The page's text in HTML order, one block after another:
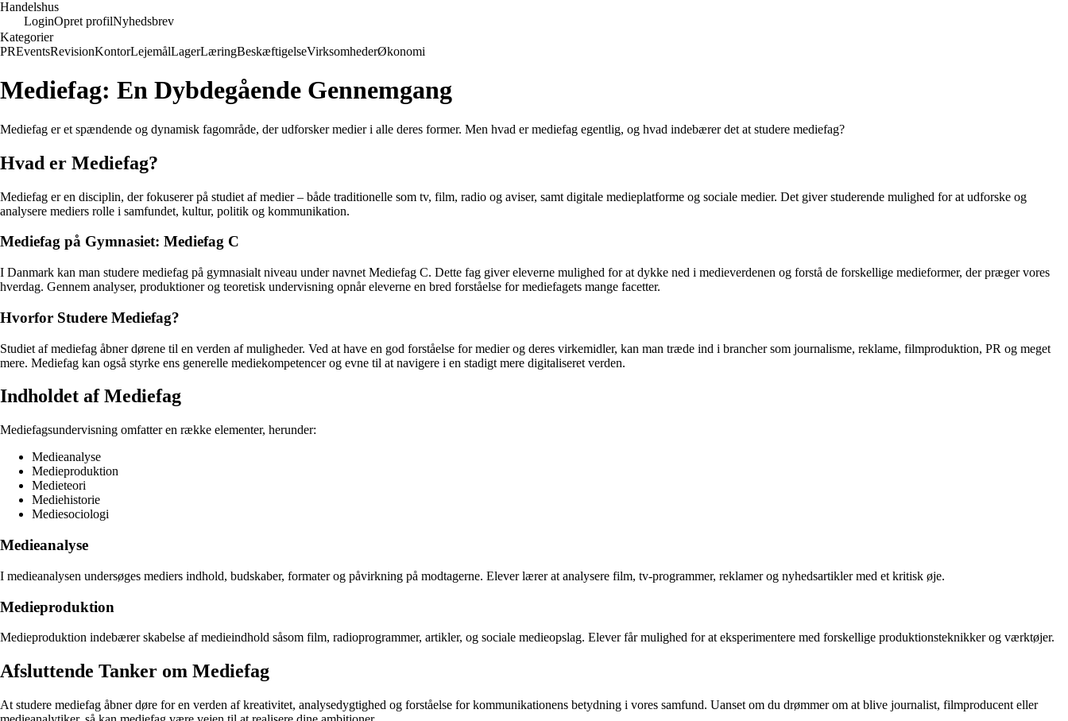
Handelshus
LoginOpret profilNyhedsbrev
Kategorier
PREventsRevisionKontorLejemålLagerLæringBeskæftigelseVirksomhederØkonomi
Mediefag: En Dybdegående Gennemgang
Mediefag er et spændende og dynamisk fagområde, der udforsker medier i alle deres former. Men hvad er mediefag egentlig, og hvad indebærer det at studere mediefag?
Hvad er Mediefag?
Mediefag er en disciplin, der fokuserer på studiet af medier – både traditionelle som tv, film, radio og aviser, samt digitale medieplatforme og sociale medier. Det giver studerende mulighed for at udforske og
analysere mediers rolle i samfundet, kultur, politik og kommunikation.
Mediefag på Gymnasiet: Mediefag C
I Danmark kan man studere mediefag på gymnasialt niveau under navnet Mediefag C. Dette fag giver eleverne mulighed for at dykke ned i medieverdenen og forstå de forskellige medieformer, der præger vores
hverdag. Gennem analyser, produktioner og teoretisk undervisning opnår eleverne en bred forståelse for mediefagets mange facetter.
Hvorfor Studere Mediefag?
Studiet af mediefag åbner dørene til en verden af muligheder. Ved at have en god forståelse for medier og deres virkemidler, kan man træde ind i brancher som journalisme, reklame, filmproduktion, PR og meget
mere. Mediefag kan også styrke ens generelle mediekompetencer og evne til at navigere i en stadigt mere digitaliseret verden.
Indholdet af Mediefag
Mediefagsundervisning omfatter en række elementer, herunder:
Medieanalyse
Medieproduktion
Medieteori
Mediehistorie
Mediesociologi
Medieanalyse
I medieanalysen undersøges mediers indhold, budskaber, formater og påvirkning på modtagerne. Elever lærer at analysere film, tv-programmer, reklamer og nyhedsartikler med et kritisk øje.
Medieproduktion
Medieproduktion indebærer skabelse af medieindhold såsom film, radioprogrammer, artikler, og sociale medieopslag. Elever får mulighed for at eksperimentere med forskellige produktionsteknikker og værktøjer.
Afsluttende Tanker om Mediefag
At studere mediefag åbner døre for en verden af kreativitet, analysedygtighed og forståelse for kommunikationens betydning i vores samfund. Uanset om du drømmer om at blive journalist, filmproducent eller